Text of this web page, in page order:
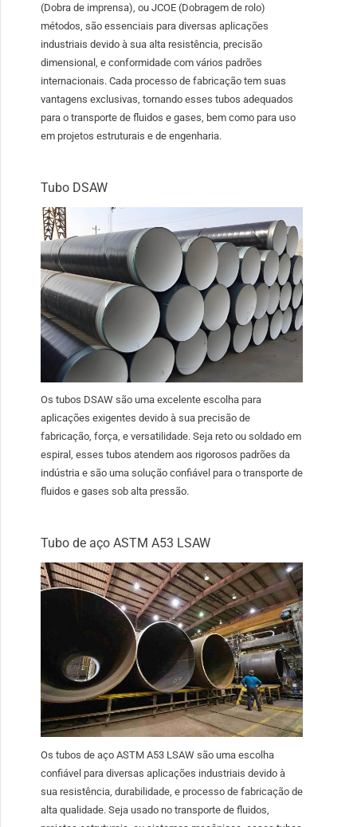
(Dobra de imprensa), ou JCOE (Dobragem de rolo)
métodos, são essenciais para diversas aplicações
industriais devido à sua alta resistência, precisão
dimensional, e conformidade com vários padrões
internacionais. Cada processo de fabricação tem suas
vantagens exclusivas, tornando esses tubos adequados
para o transporte de fluidos e gases, bem como para uso
em projetos estruturais e de engenharia.
Tubo DSAW
Os tubos DSAW são uma excelente escolha para
aplicações exigentes devido à sua precisão de
fabricação, força, e versatilidade. Seja reto ou soldado em
espiral, esses tubos atendem aos rigorosos padrões da
indústria e são uma solução confiável para o transporte de
fluidos e gases sob alta pressão.
Tubo de aço ASTM A53 LSAW
Os tubos de aço ASTM A53 LSAW são uma escolha
confiável para diversas aplicações industriais devido à
sua resistência, durabilidade, e processo de fabricação de
alta qualidade. Seja usado no transporte de fluidos,